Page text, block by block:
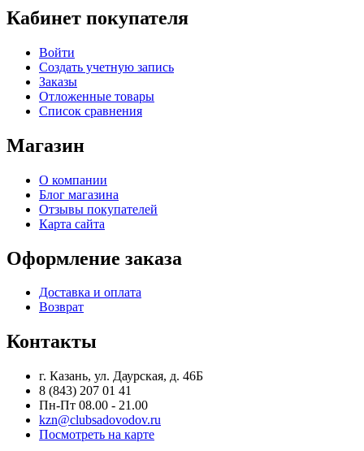
Кабинет покупателя
Войти
Создать учетную запись
Заказы
Отложенные товары
Список сравнения
Магазин
О компании
Блог магазина
Отзывы покупателей
Карта сайта
Оформление заказа
Доставка и оплата
Возврат
Контакты
г. Казань, ул. Даурская, д. 46Б
8 (843) 207 01 41
Пн-Пт 08.00 - 21.00
kzn@clubsadovodov.ru
Посмотреть на карте